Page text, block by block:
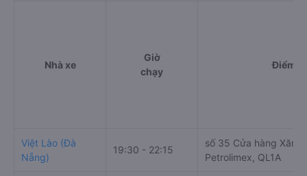
Nhà xe
Giờ
chạy
Điểm đi
Việt Lào (Đà
Nẵng)
19:30 - 22:15
số 35 Cửa hàng Xăng
Petrolimex, QL1A